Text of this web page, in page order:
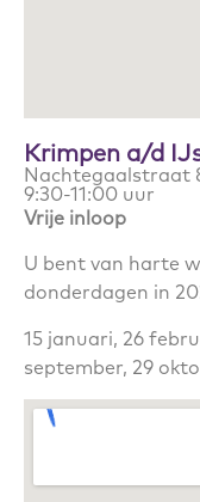
Krimpen a/d
Nachtegaalstraat
9:30-11:00 uur
Vrije inloop
U bent van harte
donderdagen in
15 januari, 26
september, 29